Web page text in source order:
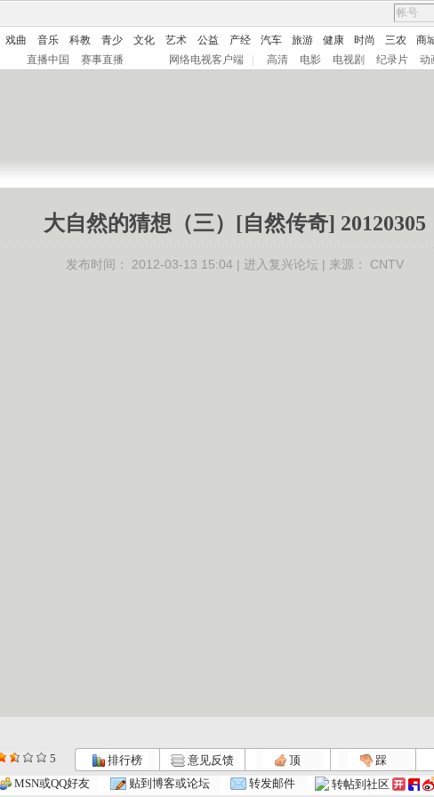
戏曲 音乐 科教 青少 文化 艺术 公益 产经 汽车 旅游 健康 时尚 三农
商
直播中国 赛事直播 网络电视客户端 高清 电影 电视剧 纪录片 动
大自然的猜想（三）[自然传奇] 20120305
发布时间： 2012-03-13 15:04 | 进入复兴论坛 | 来源： CNTV
5 排行榜 意见反馈 顶
踩
MSN或QQ好友 贴到博客或论坛 转发邮件 转帖到社区